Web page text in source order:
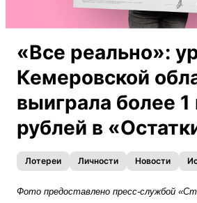
«Все реально»:
Кемеровской
выиграла более 1
рублей в
Лотереи Личности Новости
Фото предоставлено пресс-службой